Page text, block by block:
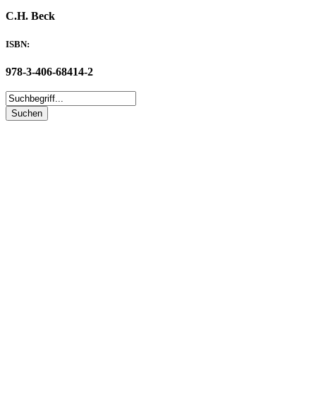
C.H. Beck
ISBN:
978-3-406-68414-2